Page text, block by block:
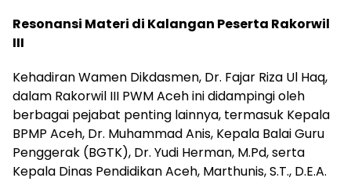
Resonansi Materi di Kalangan Peserta Rakorwil
III
Kehadiran Wamen Dikdasmen, Dr. Fajar Riza Ul Haq,
dalam Rakorwil III PWM Aceh ini didampingi oleh
berbagai pejabat penting lainnya, termasuk Kepala
BPMP Aceh, Dr. Muhammad Anis, Kepala Balai Guru
Penggerak (BGTK), Dr. Yudi Herman, M.Pd, serta
Kepala Dinas Pendidikan Aceh, Marthunis, S.T., D.E.A.